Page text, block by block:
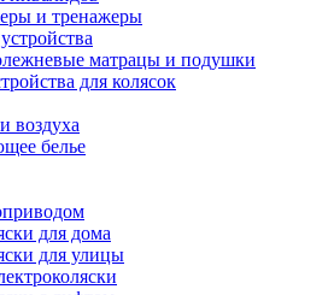
и тренажеры
матрацы и подушки
для колясок
воздуха
белье
для дома
для улицы